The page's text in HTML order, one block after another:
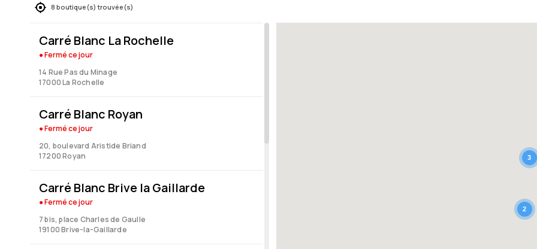
8 boutique(s) trouvée(s)
Carré Blanc La Rochelle
● Ferméce jour
14 Rue Pas du Minage
17000 La Rochelle
Carré Blanc Royan
● Ferméce jour
20, boulevard Aristide Briand
17200 Royan
Carré Blanc Brive la Gaillarde
● Ferméce jour
7 bis, place Charles de Gaulle
19100 Brive-la-Gaillarde
3
2